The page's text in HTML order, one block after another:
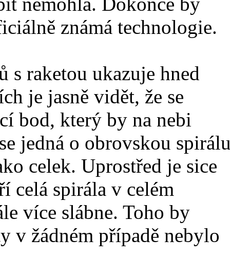
známá technologie.
s raketou ukazuje hned
je jasně vidět, že se
bod, který by na nebi
jedná o obrovskou
celek. Uprostřed je sice
celá spirála v celém
více slábne. Toho by
v žádném případě nebylo